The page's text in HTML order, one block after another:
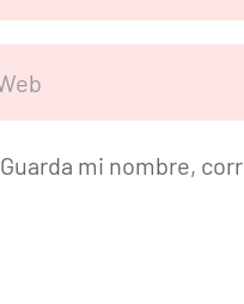
Guarda mi nombre,